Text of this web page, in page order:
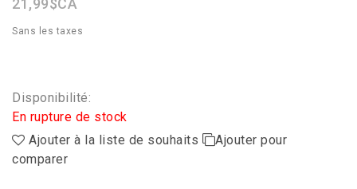
21,99$CA
Sans les taxes
Disponibilité:
En rupture de stock
Ajouter à la liste de souhaits
Ajouter pour
comparer